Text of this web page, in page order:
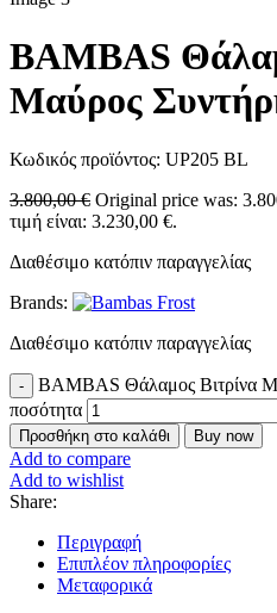
BAMBAS
Μαύρος
πόρτες
Κωδικός προϊόντος: UP205 BL
3.800,00€ Original price was:
τιμή είναι: 3.230,00 €.
Διαθέσιμο κατόπιν παραγγελίας
Brands:
Διαθέσιμο κατόπιν παραγγελίας
BAMBAS Θάλαμος Βιτρίνα
ποσότητα
Προσθήκη στο καλάθι Buy now
Add to compare
Add to wishlist
Share:
Περιγραφή
Επιπλέον πληροφορίες
Μεταφορικά